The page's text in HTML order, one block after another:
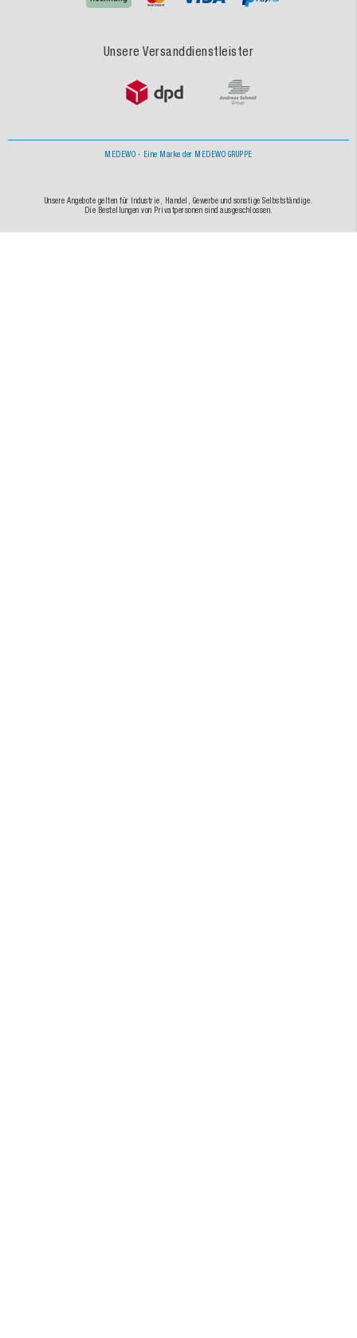
Unsere Versanddienstleister
MEDEWO - Eine Marke der MEDEWO GRUPPE
Unsere Angebote gelten für Industrie, Handel, Gewerbe und sonstige Selbstständige.
Die Bestellungen von Privatpersonen sind ausgeschlossen.